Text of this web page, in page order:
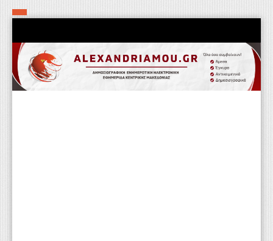
Αρχική
Τα εν δήμω εν οίκω
Πολιτιστικά-Εκκλησιαστικά